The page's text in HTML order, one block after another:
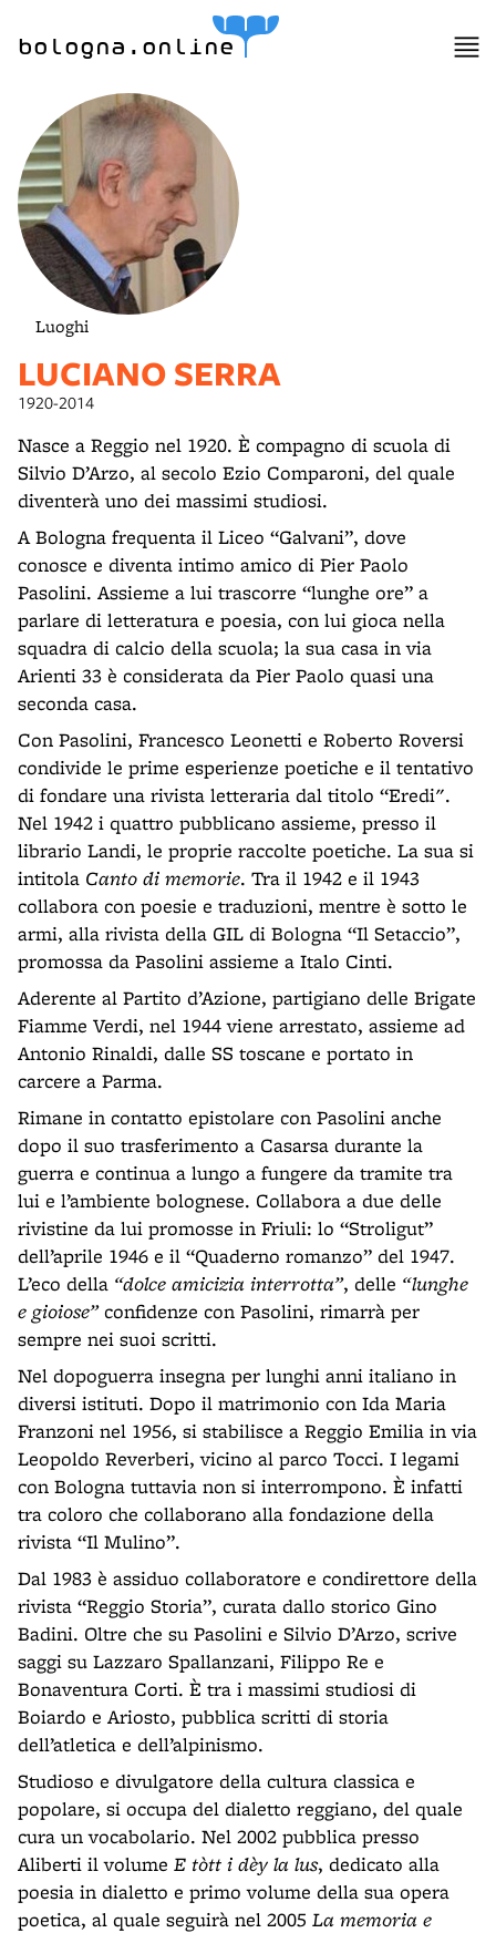
bologna.online
Luoghi
LUCIANO SERRA
1920-2014
Nasce a Reggio nel 1920. È compagno di scuola di
Silvio D’Arzo, al secolo Ezio Comparoni, del quale
diventerà uno dei massimi studiosi.
A Bologna frequenta il Liceo “Galvani”, dove
conosce e diventa intimo amico di Pier Paolo
Pasolini. Assieme a lui trascorre “lunghe ore” a
parlare di letteratura e poesia, con lui gioca nella
squadra di calcio della scuola; la sua casa in via
Arienti 33 è considerata da Pier Paolo quasi una
seconda casa.
Con Pasolini, Francesco Leonetti e Roberto Roversi
condivide le prime esperienze poetiche e il tentativo
di fondare una rivista letteraria dal titolo “Eredi".
Nel 1942 i quattro pubblicano assieme, presso il
librario Landi, le proprie raccolte poetiche. La sua si
intitola Canto di memorie. Tra il 1942 e il 1943
collabora con poesie e traduzioni, mentre è sotto le
armi, alla rivista della GIL di Bologna “Il Setaccio”,
promossa da Pasolini assieme a Italo Cinti.
Aderente al Partito d’Azione, partigiano delle Brigate
Fiamme Verdi, nel 1944 viene arrestato, assieme ad
Antonio Rinaldi, dalle SS toscane e portato in
carcere a Parma.
Rimane in contatto epistolare con Pasolini anche
dopo il suo trasferimento a Casarsa durante la
guerra e continua a lungo a fungere da tramite tra
lui e l’ambiente bolognese. Collabora a due delle
rivistine da lui promosse in Friuli: lo “Stroligut”
dell’aprile 1946 e il “Quaderno romanzo” del 1947.
L’eco della “dolce amicizia interrotta”, delle “lunghe
e gioiose”confidenze con Pasolini, rimarrà per
sempre nei suoi scritti.
Nel dopoguerra insegna per lunghi anni italiano in
diversi istituti. Dopo il matrimonio con Ida Maria
Franzoni nel 1956, si stabilisce a Reggio Emilia in via
Leopoldo Reverberi, vicino al parco Tocci. I legami
con Bologna tuttavia non si interrompono. È infatti
tra coloro che collaborano alla fondazione della
rivista “Il Mulino”.
Dal 1983 è assiduo collaboratore e condirettore della
rivista “Reggio Storia”, curata dallo storico Gino
Badini. Oltre che su Pasolini e Silvio D’Arzo, scrive
saggi su Lazzaro Spallanzani, Filippo Re e
Bonaventura Corti. È tra i massimi studiosi di
Boiardo e Ariosto, pubblica scritti di storia
dell’atletica e dell’alpinismo.
Studioso e divulgatore della cultura classica e
popolare, si occupa del dialetto reggiano, del quale
cura un vocabolario. Nel 2002 pubblica presso
Aliberti il volume E tòtt i dèy la lus, dedicato alla
poesia in dialetto e primo volume della sua opera
poetica, al quale seguirà nel 2005 La memoria e